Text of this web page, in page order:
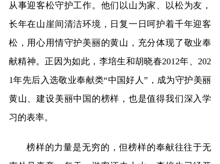
从事迎客松守护工作。他们以山为家、以松为友，
长年在山崖间清洁环境，日复一日呵护着千年迎客
松，用心用情守护美丽的黄山，充分体现了敬业奉
献精神。正因为如此，李培生和胡晓春2012年、202
1年先后入选敬业奉献类“中国好人”，成为守护美丽
黄山、建设美丽中国的榜样，也是值得我们深入学
习的表率。
榜样的力量是无穷的，但榜样的奉献往往于无